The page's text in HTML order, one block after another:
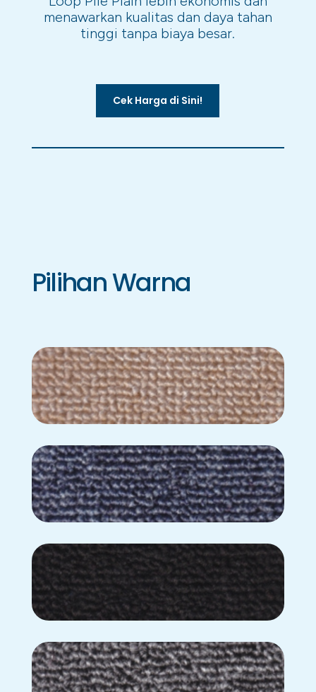
menawarkan kualitas dan daya tahan
tinggi tanpa biaya besar.
Cek Harga di Sini!
Pilihan Warna
BL-300
BL-310
BL-320
BL-336